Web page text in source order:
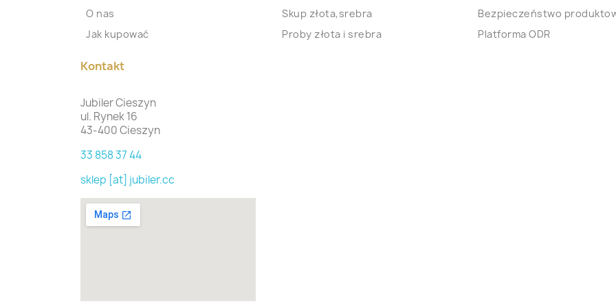
O nas
Jak kupować
Skup złota,srebra
Proby złota i srebra
Bezpieczeństwo
Platforma ODR
Kontakt
Jubiler Cieszyn
ul. Rynek 16
43-400 Cieszyn
33 858 37 44
sklep [at] jubiler.cc